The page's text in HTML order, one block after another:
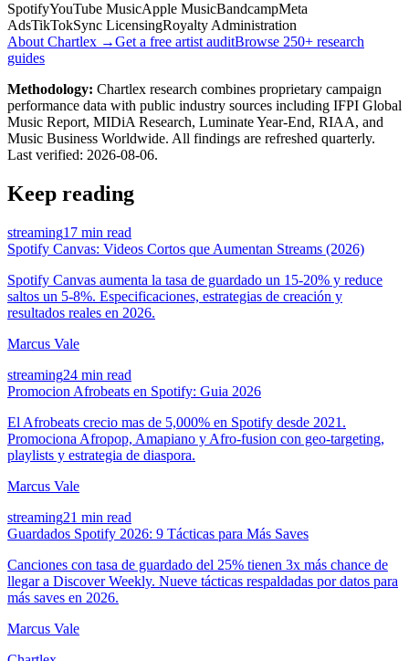
SpotifyYouTube MusicApple MusicBandcampMeta
AdsTikTokSync LicensingRoyalty Administration
About Chartlex →Get a free artist auditBrowse 250+ research
guides
Methodology: Chartlex research combines proprietary campaign
performance data with public industry sources including IFPI Global
Music Report, MIDiA Research, Luminate Year-End, RIAA, and
Music Business Worldwide. All findings are refreshed quarterly.
Last verified: 2026-08-06.
Keep reading
streaming17 min read
Spotify Canvas: Videos Cortos que Aumentan Streams (2026)
Spotify Canvas aumenta la tasa de guardado un 15-20% y reduce
saltos un 5-8%. Especificaciones, estrategias de creación y
resultados reales en 2026.
Marcus Vale
streaming24 min read
Promocion Afrobeats en Spotify: Guia 2026
El Afrobeats crecio mas de 5,000% en Spotify desde 2021.
Promociona Afropop, Amapiano y Afro-fusion con geo-targeting,
playlists y estrategia de diaspora.
Marcus Vale
streaming21 min read
Guardados Spotify 2026: 9 Tácticas para Más Saves
Canciones con tasa de guardado del 25% tienen 3x más chance de
llegar a Discover Weekly. Nueve tácticas respaldadas por datos para
más saves en 2026.
Marcus Vale